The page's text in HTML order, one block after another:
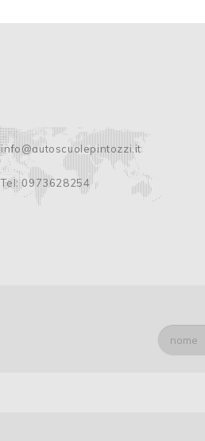
info@autoscuolepintozzi.it
Tel: 0973628254